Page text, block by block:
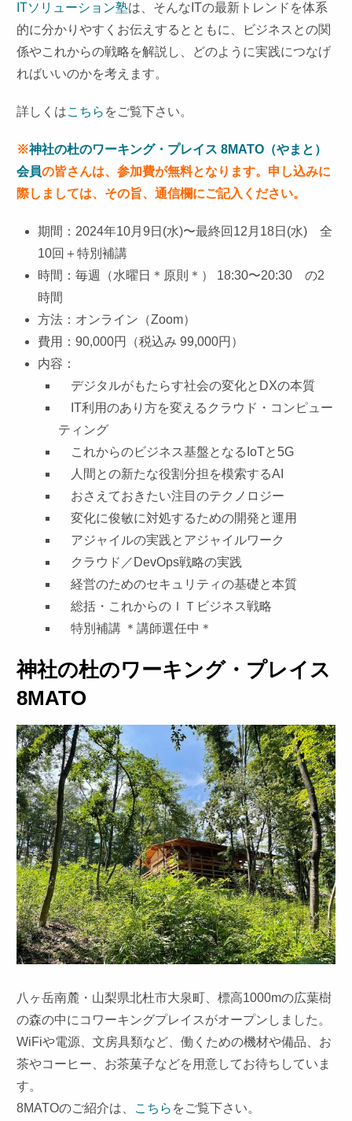
ITソリューション塾は、そんなITの最新トレンドを体系
的に分かりやすくお伝えするとともに、ビジネスとの関
係やこれからの戦略を解説し、どのように実践につなげ
ればいいのかを考えます。
詳しくはこちら をご覧下さい。
※神社の杜のワーキング・プレイス 8MATO（やまと）
会員の皆さんは、参加費が無料となります。申し込みに
際しましては、その旨、通信欄にご記入ください。
期間：2024年10月9日(水)〜最終回12月18日(水) 全
10回＋特別補講
時間：毎週（水曜日＊原則＊） 18:30〜20:30 の2
時間
方法：オンライン（Zoom）
費用：90,000円（税込み 99,000円）
内容：
デジタルがもたらす社会の変化とDXの本質
IT利用のあり方を変えるクラウド・コンピュー
ティング
これからのビジネス基盤となるIoTと5G
人間との新たな役割分担を模索するAI
おさえておきたい注目のテクノロジー
変化に俊敏に対処するための開発と運用
アジャイルの実践とアジャイルワーク
クラウド／DevOps戦略の実践
経営のためのセキュリティの基礎と本質
総括・これからのＩＴビジネス戦略
特別補講 ＊講師選任中＊
神社の杜のワーキング・プレイス
8MATO
八ヶ岳南麓・山梨県北杜市大泉町、標高1000mの広葉樹
の森の中にコワーキングプレイスがオープンしました。
WiFiや電源、文房具類など、働くための機材や備品、お
茶やコーヒー、お茶菓子などを用意してお待ちしていま
す。
8MATOのご紹介は、
こちら をご覧下さい。